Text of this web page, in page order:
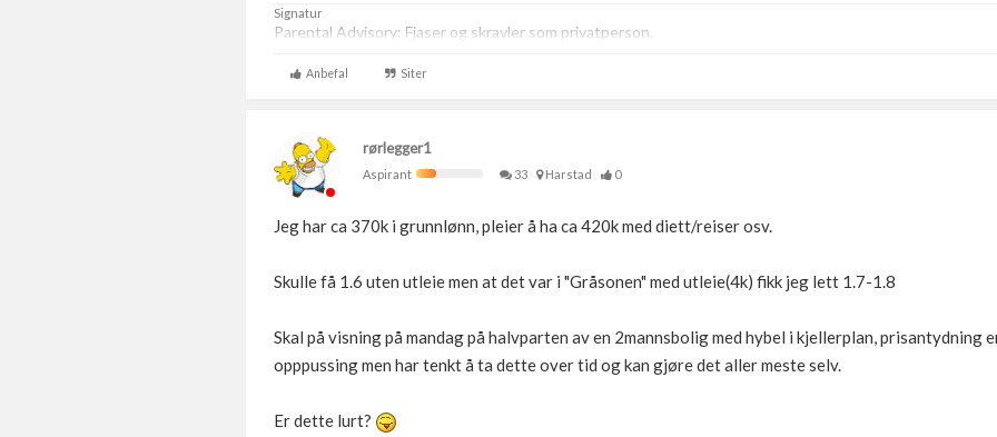
Signatur
Parental Advisory: Fjaser og skravler som privatperson.
Anbefal Siter
rørlegger1
Aspirant
33 Harstad 0
Jeg har ca 370k i grunnlønn, pleier å ha ca 420k med diett/reiser osv.
Skulle få 1.6 uten utleie men at det var i "Gråsonen" med utleie(4k) fikk jeg lett 1.7-1.8
Skal på visning på mandag på halvparten av en 2mannsbolig med hybel i kjellerplan,
opppussing men har tenkt å ta dette over tid og kan gjøre det aller meste selv.
Er dette lurt?